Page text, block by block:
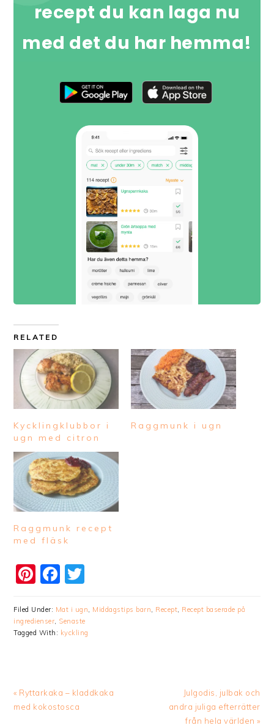
recept du kan laga nu
med det du har hemma!
RELATED
Kycklingklubbor i
ugn med citron
Raggmunk i ugn
Raggmunk recept
med fläsk
Pinterest
Facebook
Filed Under: Mat i ugn, Middagstips barn, Recept, Recept baserade på
ingredienser, Senaste
Tagged With: kyckling
Previous
Post:
« Ryttarkaka – kladdkaka
med kokostosca
Next
Post:
Julgodis, julbak och
andra juliga efterrätter
från hela världen »